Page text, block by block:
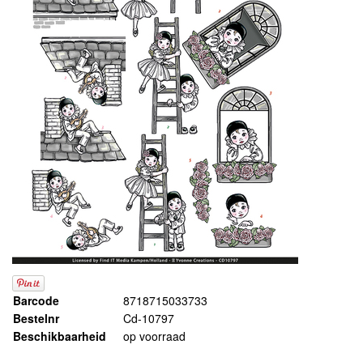
Barcode
8718715033733
Bestelnr
Cd-10797
Beschikbaarheid
op voorraad